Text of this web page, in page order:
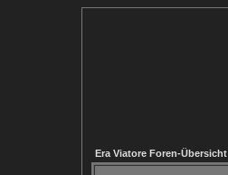
Era Viatore Foren-Übersicht